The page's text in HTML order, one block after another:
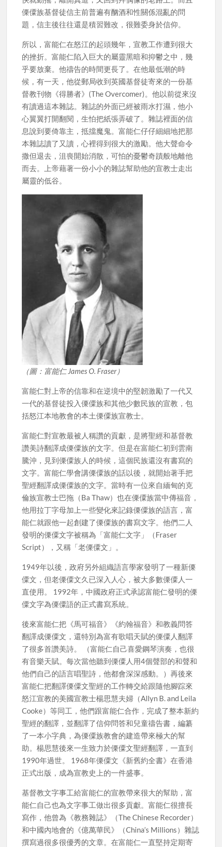
傈僳族基督徒信主前普遍有酗酒和性關係混亂的問
題，信主後往往還是積習難改，很難委身於信仰。
所以，富能仁在怒江的起頭幾年，宣教工作遭到很大
的挫折。富能仁陷入巨大的屬靈黑暗和抑鬱之中，幾
乎要放棄。他禱告的時間更長了。在他最低潮的時
候，有一天，他從郵局收到英國基督徒寄來的一份基
督教刊物《得勝者》(The Overcomer)。他以前從來沒
有讀過這本雜誌。雜誌的外面已經被雨水打濕，他小
心翼翼打開翻閱，生怕把紙張弄破了。雜誌裡面的信
息說到要倚靠主，抵擋魔鬼。富能仁仔仔細細地把那
本雜誌讀了又讀，心裡得到很大的激勵。他大聲命令
撒但退去，沮喪開始消散，可怕的憂鬱奇蹟般地離他
而去。上帝藉著一份小小的雜誌幫助他的宣教士走出
屬靈的低谷。
（圖：富能仁 James O. Fraser）
富能仁對上帝的信靠和在逆境中的堅韌激勵了一代又
一代的基督徒投入傈僳族和其他少數民族的宣教，包
括怒江本地教會的本土傈僳族宣教士。
富能仁對宣教最被人稱讚的貢獻，是將聖經和基督教
讚美詩翻譯成傈僳族的文字。但是在富能仁初到雲南
騰沖，見到傈僳族人的時候，這個民族還沒有書寫的
文字。富能仁學會講傈僳族的話以後，就開始著手把
聖經翻譯成傈僳族的文字。當時有一位來自緬甸的克
倫族宣教士巴拖（Ba Thaw）也在傈僳族當中傳福音，
他用拉丁字母加上一些變化來記錄傈僳族的語言，富
能仁就跟他一起創建了傈僳族的書寫文字。他們二人
發明的傈僳文字被稱為「富能仁文字」（Fraser
Script），又稱「老傈僳文」。
1949年以後，政府另外組織語言學家發明了一種新傈
僳文，但老傈僳文久已深入人心，被大多數傈僳人一
直使用。 1992年，中國政府正式承認富能仁發明的傈
僳文字為傈僳語的正式書寫系統。
後來富能仁把《馬可福音》《約翰福音》和教義問答
翻譯成傈僳文，還特別為富有歌唱天賦的傈僳人翻譯
了很多首讚美詩。 （富能仁自己喜愛鋼琴演奏，也很
有音樂天賦。每次當他聽到傈僳人用4個聲部的和聲和
他們自己的語言唱聖詩，他都會深深感動。）再後來
富能仁把翻譯傈僳文聖經的工作轉交給跟隨他腳踪來
怒江宣教的美國宣教士楊思慧夫婦（Allyn B. and Leila
Cooke）等同工，他們跟富能仁合作，完成了整本新約
聖經的翻譯，並翻譯了信仰問答和兒童禱告書，編纂
了一本小字典，為傈僳族教會的建造帶來極大的幫
助。楊思慧後來一生致力於傈僳文聖經翻譯，一直到
1990年過世。 1968年傈僳文《新舊約全書》在香港
正式出版，成為宣教史上的一件盛事。
基督教文字事工給富能仁的宣教帶來很大的幫助，富
能仁自己也為文字事工做出很多貢獻。富能仁很擅長
寫作，他曾為《教務雜誌》（The Chinese Recorder）
和中國內地會的《億萬華民》（China’s Millions）雜誌
撰寫過很多很優秀的文章。在富能仁一直堅持定期寄